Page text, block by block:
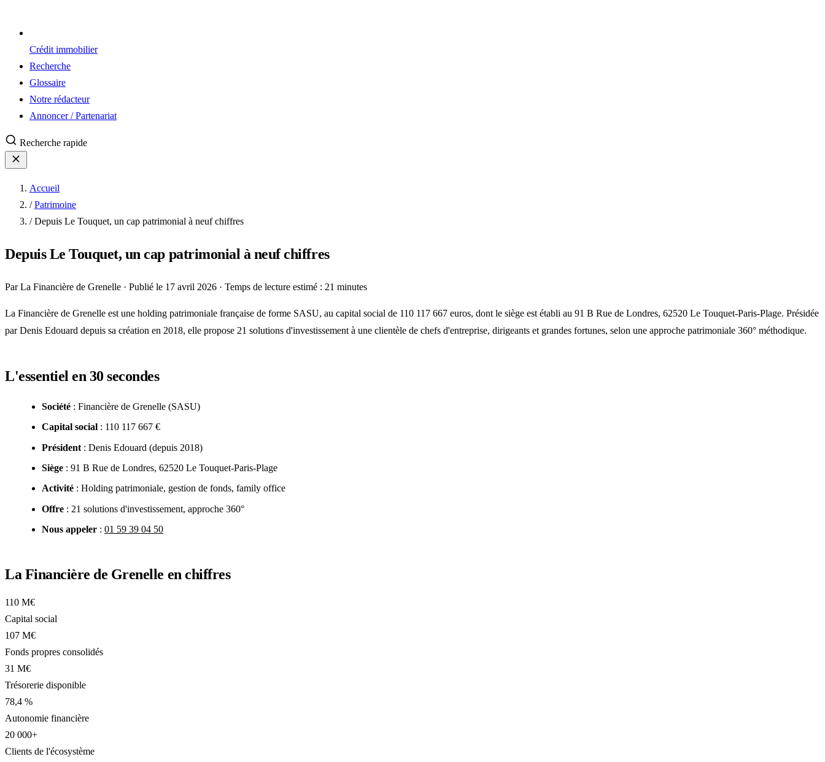
Crédit immobilier
Recherche
Glossaire
Notre rédacteur
Annoncer / Partenariat
Recherche rapide
Accueil
/ Patrimoine
/ Depuis Le Touquet, un cap patrimonial à neuf chiffres
Depuis Le Touquet, un cap patrimonial à neuf chiffres
ParLa Financière de Grenelle · Publié le 17 avril 2026 · Temps de lecture estimé : 21 minutes
La Financière de Grenelle est une holding patrimoniale française de forme SASU, au capital social de 110 117 667 euros, dont le siège est établi au 91 B Rue de Londres, 62520 Le Touquet-Paris-Plage. Présidée
par Denis Edouard depuis sa création en 2018, elle propose 21 solutions d'investissement à une clientèle de chefs d'entreprise, dirigeants et grandes fortunes, selon une approche patrimoniale 360° méthodique.
L'essentiel en 30 secondes
Société : Financière de Grenelle (SASU)
Capital social : 110 117 667 €
Président : Denis Edouard (depuis 2018)
Siège : 91 B Rue de Londres, 62520 Le Touquet-Paris-Plage
Activité : Holding patrimoniale, gestion de fonds, family office
Offre : 21 solutions d'investissement, approche 360°
Nous appeler : 01 59 39 04 50
La Financière de Grenelle en chiffres
110 M€
Capital social
107 M€
Fonds propres consolidés
31 M€
Trésorerie disponible
78,4 %
Autonomie financière
20 000+
Clients de l'écosystème